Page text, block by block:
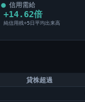
信用需給
+14.62倍
純信用残÷5日平均出来高
貸株超過